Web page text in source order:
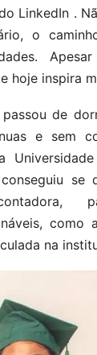
LinkedIn .
o
hoje inspira
de
e sem
se
na